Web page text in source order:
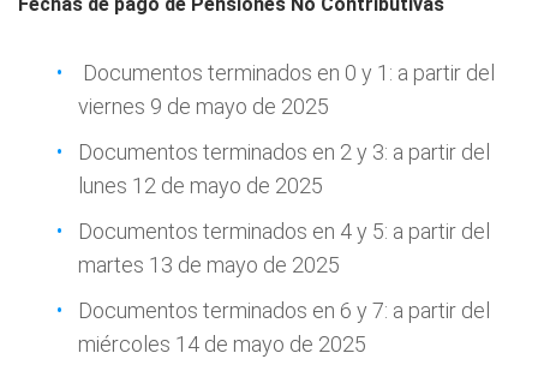
Documentos terminados en 0 y 1: a partir del
viernes 9 de mayo de 2025
Documentos terminados en 2 y 3: a partir del
lunes 12 de mayo de 2025
Documentos terminados en 4 y 5: a partir del
martes 13 de mayo de 2025
Documentos terminados en 6 y 7: a partir del
miércoles 14 de mayo de 2025